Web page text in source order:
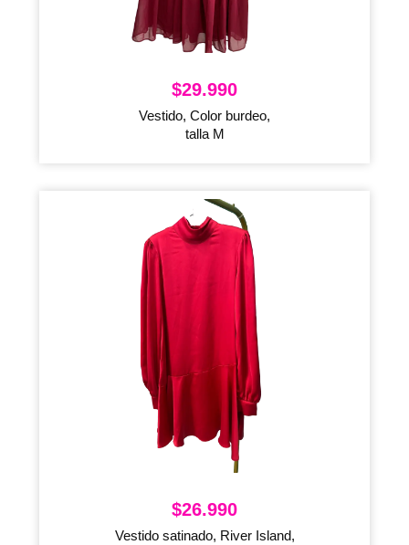
$29.990
Vestido, Color burdeo,
talla M
$26.990
Vestido satinado, River Island,